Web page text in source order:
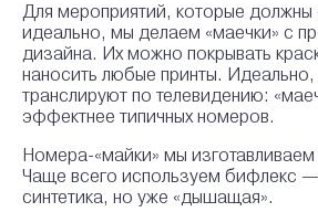
Для мероприятий, которые должны
идеально, мы делаем «маечки» с
дизайна. Их можно покрывать
наносить любые принты.
транслируют по телевидению:
эффектнее типичных номеров.
Номера-«майки» мы изготавливаем
Чаще всего используем бифлекс
синтетика, но уже «дышащая».